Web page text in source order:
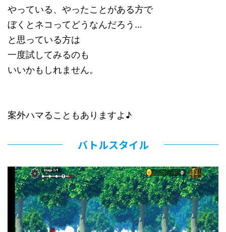
やっている、やったことがある方で
ぼくとネコってどうなんだろう…
と思っている方は
一度試してみるのも
いいかもしれません。
案外ハマることもありますよ♪
バトルスタイル